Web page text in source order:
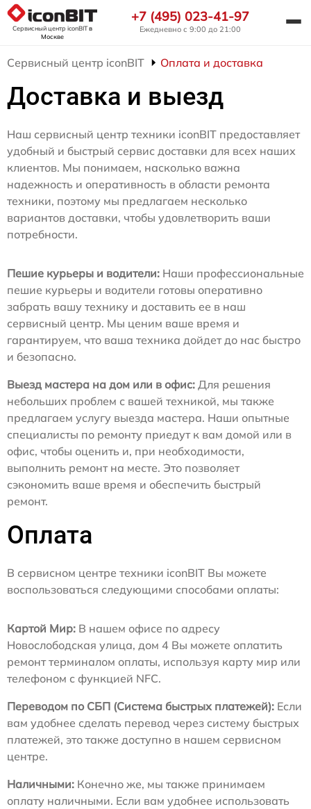
Сервисный центр iconBITв
Москве
+7 (495) 023-41-97
Ежедневно с 9:00 до 21:00
Сервисный центр iconBIT Оплата и доставка
Доставка и выезд
Наш сервисный центр техники iconBIT предоставляет
удобный и быстрый сервис доставки для всех наших
клиентов. Мы понимаем, насколько важна
надежность и оперативность в области ремонта
техники, поэтому мы предлагаем несколько
вариантов доставки, чтобы удовлетворить ваши
потребности.
Пешие курьеры и водители: Наши профессиональные
пешие курьеры и водители готовы оперативно
забрать вашу технику и доставить ее в наш
сервисный центр. Мы ценим ваше время и
гарантируем, что ваша техника дойдет до нас быстро
и безопасно.
Выезд мастера на дом или в офис: Для решения
небольших проблем с вашей техникой, мы также
предлагаем услугу выезда мастера. Наши опытные
специалисты по ремонту приедут к вам домой или в
офис, чтобы оценить и, при необходимости,
выполнить ремонт на месте. Это позволяет
сэкономить ваше время и обеспечить быстрый
ремонт.
Оплата
В сервисном центре техники iconBIT Вы можете
воспользоваться следующими способами оплаты:
Картой Мир: В нашем офисе по адресу
Новослободская улица, дом 4 Вы можете оплатить
ремонт терминалом оплаты, используя карту мир или
телефоном с функцией NFC.
Переводом по СБП (Система быстрых платежей): Если
вам удобнее сделать перевод через систему быстрых
платежей, это также доступно в нашем сервисном
центре.
Наличными: Конечно же, мы также принимаем
оплату наличными. Если вам удобнее использовать